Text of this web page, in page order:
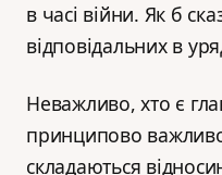
в часі війни. Як б
відповідальних в
Неважливо, хто є
принципово важливо
складаються